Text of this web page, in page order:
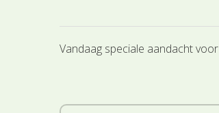
Vandaag speciale aandacht voor